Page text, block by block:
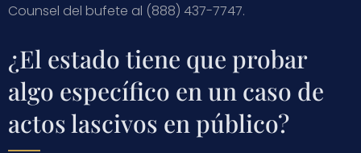
Counsel del bufete al (888) 437-7747.
¿El estado tiene que probar
algo específico en un caso de
actos lascivos en público?